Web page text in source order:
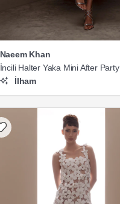
Naeem Khan
İncili Halter Yaka Mini After Party
Elbisesi
İlham